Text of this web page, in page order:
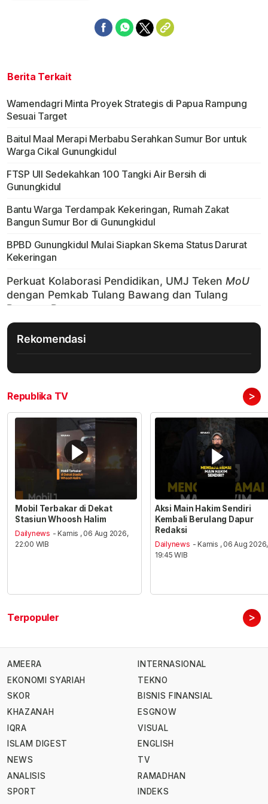
Berita Terkait
Wamendagri Minta Proyek Strategis di Papua Rampung
Sesuai Target
Baitul Maal Merapi Merbabu Serahkan Sumur Bor untuk
Warga Cikal Gunungkidul
FTSP UII Sedekahkan 100 Tangki Air Bersih di
Gunungkidul
Bantu Warga Terdampak Kekeringan, Rumah Zakat
Bangun Sumur Bor di Gunungkidul
BPBD Gunungkidul Mulai Siapkan Skema Status Darurat
Kekeringan
Rekomendasi
Republika TV >
Mobil Terbakar di Dekat
Stasiun Whoosh Halim
Dailynews - Kamis , 06 Aug 2026,
22:00 WIB
Aksi Main Hakim Sendiri
Kembali Berulang Dapur
Redaksi
Dailynews - Kamis , 06 Aug 2026,
19:45 WIB
Terpopuler >
AMEERA
EKONOMI SYARIAH
SKOR
KHAZANAH
IQRA
ISLAM DIGEST
NEWS
ANALISIS
SPORT
INTERNASIONAL
TEKNO
BISNIS FINANSIAL
ESGNOW
VISUAL
ENGLISH
TV
RAMADHAN
INDEKS